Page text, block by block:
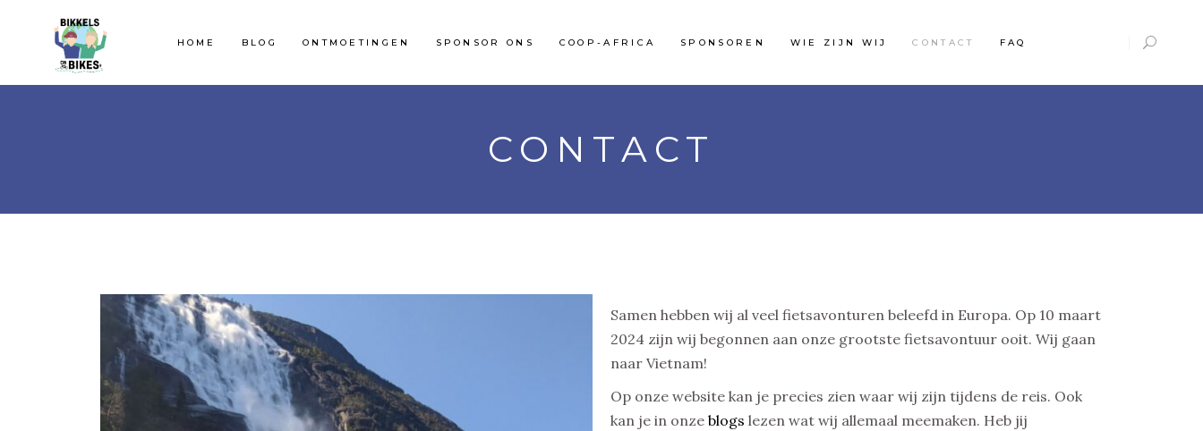
HOME BLOG ONTMOETINGEN SPONSOR ONS COOP-AFRICA SPONSOREN WIE ZIJN WIJ CONTACT FAQ
CONTACT
Samen hebben wij al veel fietsavonturen beleefd in Europa. Op 10 maart
2024 zijn wij begonnen aan onze grootste fietsavontuur ooit. Wij gaan
naar Vietnam!
Op onze website kan je precies zien waar wij zijn tijdens de reis. Ook
kan je in onze blogs lezen wat wij allemaal meemaken. Heb jij